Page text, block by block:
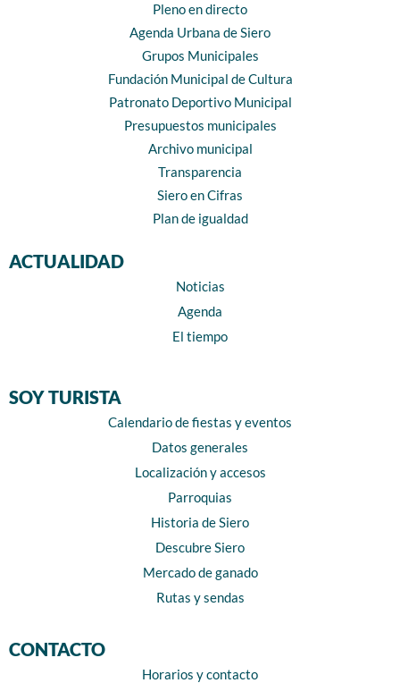
Pleno en directo
Agenda Urbana de Siero
Grupos Municipales
Fundación Municipal de Cultura
Patronato Deportivo Municipal
Presupuestos municipales
Archivo municipal
Transparencia
Siero en Cifras
Plan de igualdad
ACTUALIDAD
Noticias
Agenda
El tiempo
SOY TURISTA
Calendario de fiestas y eventos
Datos generales
Localización y accesos
Parroquias
Historia de Siero
Descubre Siero
Mercado de ganado
Rutas y sendas
CONTACTO
Horarios y contacto